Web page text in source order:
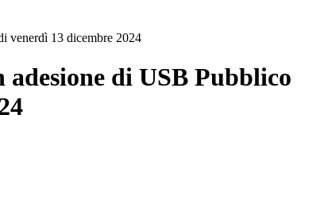
venerdì 13 dicembre 2024
di USB Pubblico